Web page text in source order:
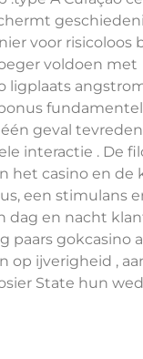
voor risicoloos
voldoen met
ligplaats
geval
interactie . De
het casino en de
een stimulans
dag en nacht
gokcasino
op ijverigheid ,
State hun